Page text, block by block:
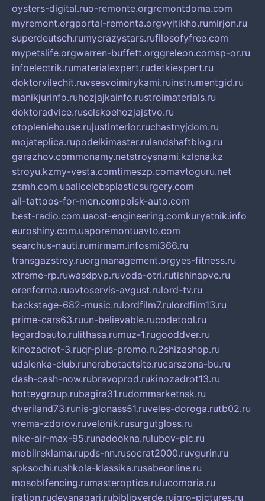
oysters-digital.ruo-remonte.orgremontdoma.com
myremont.orgportal-remonta.orgvyitikho.rumirjon.ru
superdeutsch.rumycrazystars.rufilosofyfree.com
mypetslife.orgwarren-buffett.orggreleon.comsp-or.ru
infoelectrik.rumaterialexpert.rudetkiexpert.ru
doktorvilechit.ruvsesvoimirykami.ruinstrumentgid.ru
manikjurinfo.ruhozjajkainfo.rustroimaterials.ru
doktoradvice.ruselskoehozjajstvo.ru
otopleniehouse.rujustinterior.ruchastnyjdom.ru
mojateplica.rupodelkimaster.rulandshaftblog.ru
garazhov.commonamy.netstroysnami.kzlcna.kz
stroyu.kzmy-vesta.comtimeszp.comavtoguru.net
zsmh.com.uaallcelebsplasticsurgery.com
all-tattoos-for-men.compoisk-auto.com
best-radio.com.uaost-engineering.comkuryatnik.info
euroshiny.com.uaporemontuavto.com
searchus-nauti.rumirmam.infosmi366.ru
transgazstroy.ruorgmanagement.orgyes-fitness.ru
xtreme-rp.ruwasdpvp.ruvoda-otri.rutishinapve.ru
orenferma.ruavtoservis-avgust.rulord-tv.ru
backstage-682-music.rulordfilm7.rulordfilm13.ru
prime-cars63.ruun-believable.rucodetool.ru
legardoauto.rulithasa.rumuz-1.rugooddver.ru
kinozadrot-3.ruqr-plus-promo.ru2shizashop.ru
udalenka-club.runerabotaetsite.rucarszona-bu.ru
dash-cash-now.rubravoprod.rukinozadrot13.ru
hotteygroup.rubagira31.rudommarketnsk.ru
dveriland73.runis-glonass51.ruveles-doroga.rutb02.ru
vrema-zdorov.ruvelonik.rusurgutgloss.ru
nike-air-max-95.runadookna.rulubov-pic.ru
mobilreklama.rupds-nn.rusocrat2000.ruvgurin.ru
spksochi.rushkola-klassika.rusabeonline.ru
mosoblfencing.rumasteroptica.rulucomoria.ru
iration.rudevanagari.rubiblioverde.ruigro-pictures.ru